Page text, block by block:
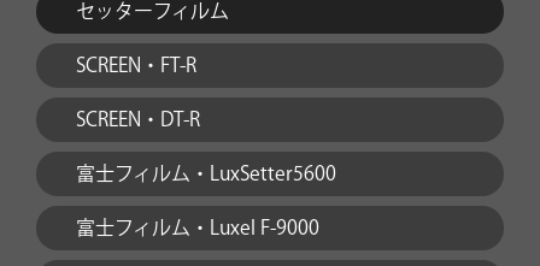
セッターフィルム
SCREEN・FT-R
SCREEN・DT-R
富士フィルム・LuxSetter5600
富士フィルム・Luxel F-9000